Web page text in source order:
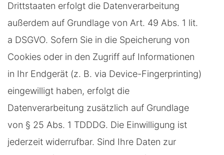
Drittstaaten erfolgt die Datenverarbeitung
außerdem auf Grundlage von Art. 49 Abs. 1 lit.
a DSGVO. Sofern Sie in die Speicherung von
Cookies oder in den Zugriff auf Informationen
in Ihr Endgerät (z. B. via Device-Fingerprinting)
eingewilligt haben, erfolgt die
Datenverarbeitung zusätzlich auf Grundlage
von § 25 Abs. 1 TDDDG. Die Einwilligung ist
jederzeit widerrufbar. Sind Ihre Daten zur